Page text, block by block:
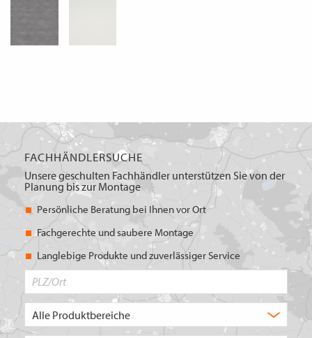
FACHHÄNDLERSUCHE
Unsere geschulten Fachhändler unterstützen Sie von der
Planung bis zur Montage
Persönliche Beratung bei Ihnen vor Ort
Fachgerechte und saubere Montage
Langlebige Produkte und zuverlässiger Service